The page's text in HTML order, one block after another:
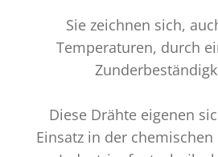
Sie zeichnen sich,
Temperaturen, durch
Diese Drähte eigenen
Einsatz in der